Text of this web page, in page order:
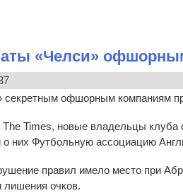
«Челси»
офшорным компаниям
Times, новые владельцы
о них Футбольную ассоциацию
правил имело место при
очков.